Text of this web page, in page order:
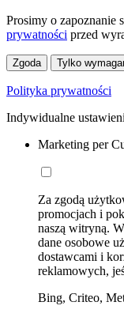
Prosimy o zapoznanie
prywatności przed
Zgoda Tylko
Polityka prywatności
Indywidualne
Marketing per
Za zgodą
promocjach i
naszą witryną.
dane osobowe
dostawcami i
reklamowych,
Bing, Criteo,